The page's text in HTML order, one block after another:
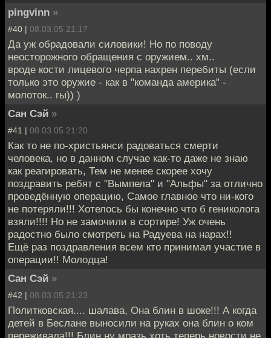
pingvinn »
#40 | 08.03.05 21:17
Да уж обрадовали силовики! Но по поводу
неосторожного обращения с оружием.. хм..
вроде кости лицевого черпа нахрен перебиты (если
только это оружие - как в "команда америка" -
молоток.. гы)) )
Сан Сэй »
#41 | 08.03.05 21:20
Как то не по-христьянси радоваться смерти
человека, но в данном случае как-то даже не знаю
как реагировать, Тем не менее скорее хочу
поздравить ребят с "Вымпела" и "Альфы" за отлично
проведённую операцию, Самое главное что ни-кого
не потеряли!!! Хотелось бы конечно что б гениколога
взяли!!!! Но не замочили в сортире! Уж очень
радостно было смотреть на Радуева на нарах!!
Ещё раз поздравления всем кто принимал участие в
операции!! Молодца!
Сан Сэй »
#42 | 08.03.05 21:23
Политковская.... шалава, Она блин в шоке!!! А когда
детей в Беслане выносили на руках она блин о ком